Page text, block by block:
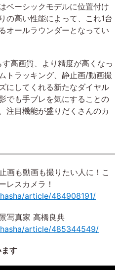
ベーシックモデルに位置付け
の高い性能によって、これ1台
オールラウンダーとなってい
高画質、より精度が高くなっ
トラッキング、静止画/動画撮
にしてくれる新たなダイヤル
でも手ブレを気にすることの
注目機能が盛りだくさんのカ
画も動画も撮りたい人に！こ
レスカメラ！
article/484908191/
写真家 高橋良典
article/485344549/
す